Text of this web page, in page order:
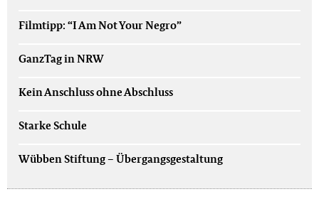
Filmtipp: “I Am Not Your Negro”
GanzTag in NRW
Kein Anschluss ohne Abschluss
Starke Schule
Wübben Stiftung – Übergangsgestaltung